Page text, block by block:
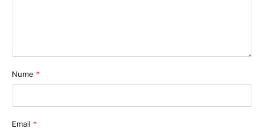
Nume *
Email *